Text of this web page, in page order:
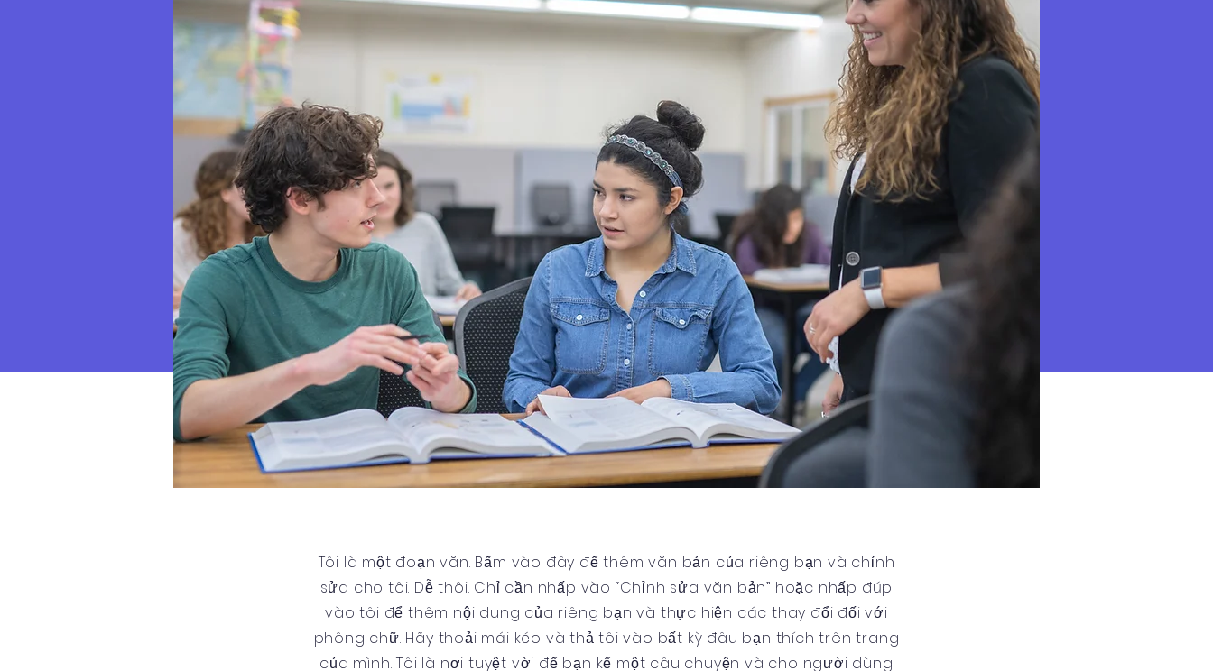
Tôi là một đoạn văn. Bấm vào đây để thêm văn bản của riêng bạn và chỉnh
sửa cho tôi. Dễ thôi. Chỉ cần nhấp vào “Chỉnh sửa văn bản” hoặc nhấp đúp
vào tôi để thêm nội dung của riêng bạn và thực hiện các thay đổi đối với
phông chữ. Hãy thoải mái kéo và thả tôi vào bất kỳ đâu bạn thích trên trang
của mình. Tôi là nơi tuyệt vời để bạn kể một câu chuyện và cho người dùng